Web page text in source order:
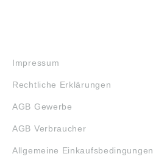
Impressum
Rechtliche Erklärungen
AGB Gewerbe
AGB Verbraucher
Allgemeine Einkaufsbedingungen